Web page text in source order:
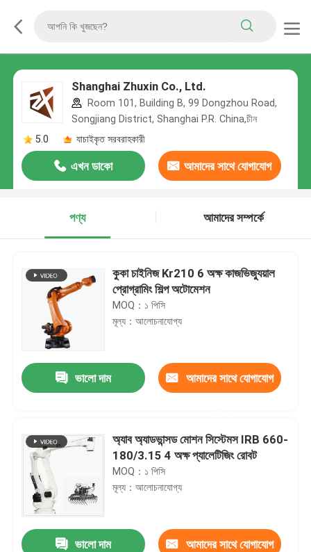
Shanghai Zhuxin Co., Ltd.
Room 101, Building B, 99 Dongzhou Road,
Songjiang District, Shanghai P.R. China,চীন
5.0
যাচাইকৃত সরবরাহকারী
এখন ডাকো আমাদের সাথে যোগাযোগ
পণ্য
আমাদের সম্পর্কে
কুকা চাইনিজ Kr210 6 অক্ষ কাজভিজ্যুয়াল
প্রোগ্রামিং শিল্প অটোমেশন
MOQ：১ পিসি
মূল্য：আলোচনাযোগ্য
ভালো দাম আমাদের সাথে যোগাযোগ
অ্যাব অ্যাডভান্সড মোশন সিস্টেমস IRB 660-
180/3.15 4 অক্ষ প্যালেটিজিং রোবট
MOQ：১ পিসি
মূল্য：আলোচনাযোগ্য
ভালো দাম আমাদের সাথে যোগাযোগ